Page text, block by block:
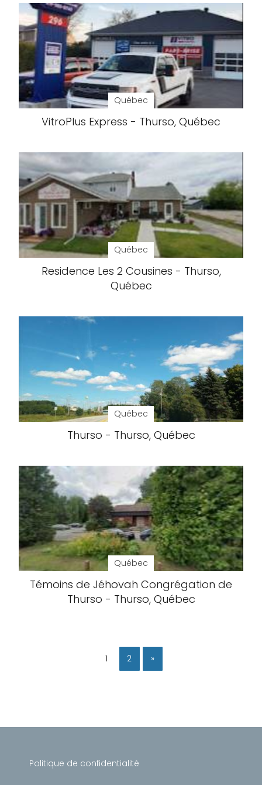
Québec
VitroPlus Express - Thurso, Québec
Québec
Residence Les 2 Cousines - Thurso,
Québec
Québec
Thurso - Thurso, Québec
Québec
Témoins de Jéhovah Congrégation de
Thurso - Thurso, Québec
1 2 »
Politique de confidentialité